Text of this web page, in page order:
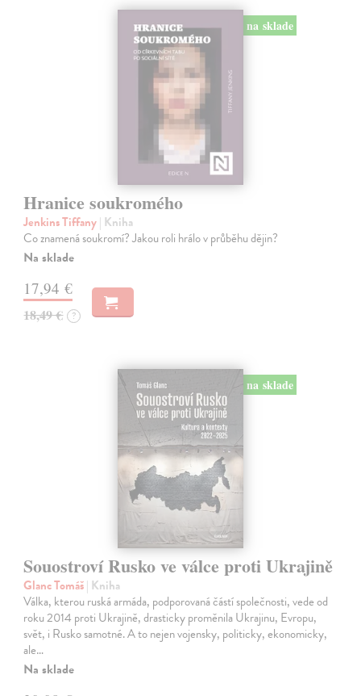
na sklade
Hranice soukromého
Jenkins Tiffany| Kniha
Co znamená soukromí? Jakou roli hrálo v průběhu dějin?
Na sklade
17,94 €
18,49 € ?
na sklade
Souostroví Rusko ve válce proti Ukrajině
Glanc Tomáš| Kniha
Válka, kterou ruská armáda, podporovaná částí společnosti, vede od
roku 2014 proti Ukrajině, drasticky proměnila Ukrajinu, Evropu,
svět, i Rusko samotné. A to nejen vojensky, politicky, ekonomicky,
ale…
Na sklade